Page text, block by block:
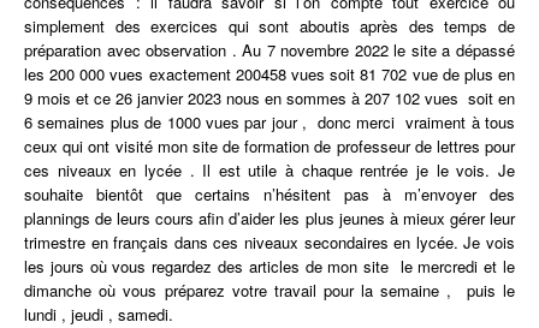
simplement des exercices qui sont aboutis après des temps de
préparation avec observation . Au 7 novembre 2022 le site a dépassé
les 200 000 vues exactement 200458 vues soit 81 702 vue de plus en
9 mois et ce 26 janvier 2023 nous en sommes à 207 102 vues soit en
6 semaines plus de 1000 vues par jour , donc merci vraiment à tous
ceux qui ont visité mon site de formation de professeur de lettres pour
ces niveaux en lycée . Il est utile à chaque rentrée je le vois. Je
souhaite bientôt que certains n’hésitent pas à m’envoyer des
plannings de leurs cours afin d’aider les plus jeunes à mieux gérer leur
trimestre en français dans ces niveaux secondaires en lycée. Je vois
les jours où vous regardez des articles de mon site le mercredi et le
dimanche où vous préparez votre travail pour la semaine , puis le
lundi , jeudi , samedi.